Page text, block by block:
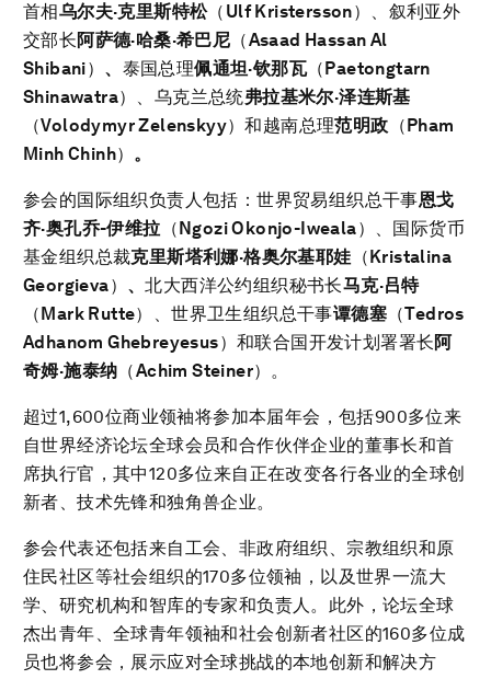
首相乌尔夫·克里斯特松（ Ulf Kristersson）、叙利亚外
交部长阿萨德·哈桑·希巴尼 （Asaad Hassan Al
Shibani） 、 泰国总理佩通坦·钦那瓦（Paetongtarn
Shinawatra）、乌克兰总统弗拉基米尔·泽连斯基
（Volodymyr Zelenskyy）和越南总理范明政 （Pham
Minh Chinh） 。
参会的国际组织负责人包括：世界贸易组织总干事恩戈
齐·奥孔乔-伊维拉 （NgoziOkonjo-Iweala）、国际货币
基金组织总裁克里斯塔利娜·格奥尔基耶娃 （Kristalina
Georgieva） 、北大西洋公约组织秘书长马克·吕特
（Mark Rutte）、世界卫生组织总干事谭德塞 （Tedros
Adhanom Ghebreyesus）和联合国开发计划署署长阿
奇姆·施泰纳 （Achim Steiner）。
超过1,600位商业领袖将参加本届年会，包括900多位来
自世界经济论坛全球会员和合作伙伴企业的董事长和首
席执行官，其中120多位来自正在改变各行各业的全球创
新者、技术先锋和独角兽企业。
参会代表还包括来自工会、非政府组织、宗教组织和原
住民社区等社会组织的170多位领袖，以及世界一流大
学、研究机构和智库的专家和负责人。此外，论坛全球
杰出青年、全球青年领袖和社会创新者社区的160多位成
员也将参会，展示应对全球挑战的本地创新和解决方